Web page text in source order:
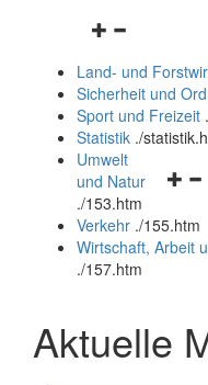
Navigationsmenü
und
schließen
Land- und
Sicherheit und
Sport und Freizeit .
Statistik ./
und
Umwelt
und Natur
./153.htm
Verkehr ./155.htm
Wirtschaft, Arbeit
./157.htm
Aktuelle